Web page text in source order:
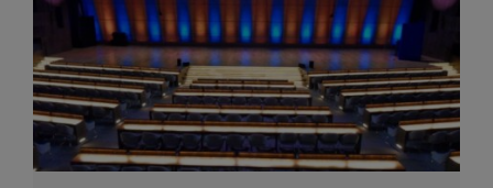
Videlio Events – Agence
événementielle à Gennevilliers